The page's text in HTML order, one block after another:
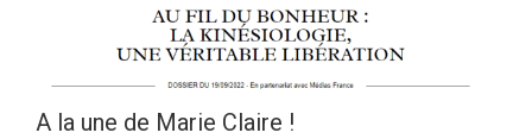
A la une de Marie Claire !